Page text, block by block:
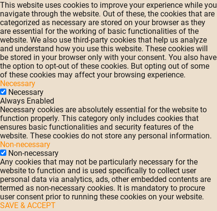
This website uses cookies to improve your experience while you
navigate through the website. Out of these, the cookies that are
categorized as necessary are stored on your browser as they
are essential for the working of basic functionalities of the
website. We also use third-party cookies that help us analyze
and understand how you use this website. These cookies will
be stored in your browser only with your consent. You also have
the option to opt-out of these cookies. But opting out of some
of these cookies may affect your browsing experience.
Necessary
Necessary
Always Enabled
Necessary cookies are absolutely essential for the website to
function properly. This category only includes cookies that
ensures basic functionalities and security features of the
website. These cookies do not store any personal information.
Non-necessary
Non-necessary
Any cookies that may not be particularly necessary for the
website to function and is used specifically to collect user
personal data via analytics, ads, other embedded contents are
termed as non-necessary cookies. It is mandatory to procure
user consent prior to running these cookies on your website.
SAVE & ACCEPT